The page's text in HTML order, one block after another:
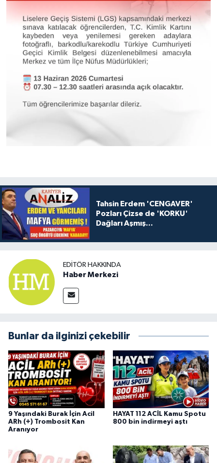
Tahsin Erdem 'CENGAVER'
Pozları Çizse de 'KORKU'
Dağları Aşmış...
EDITÖR HAKKINDA
Haber Merkezi
Bunlar da ilginizi çekebilir
9 Yaşındaki Burak İçin Acil
ARh (+) Trombosit Kan
Aranıyor
HAYAT 112 ACİL Kamu Spotu
800 bin indirmeyi aştı